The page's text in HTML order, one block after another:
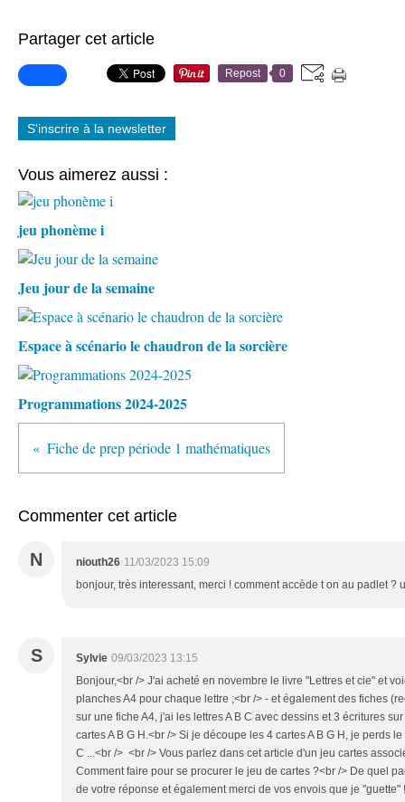
Partager cet article
Repost 0
S'inscrire à la newsletter
Vous aimerez aussi :
jeu phonème i
Jeu jour de la semaine
Espace à scénario le chaudron de la sorcière
Programmations 2024-2025
Fiche de prep période 1 mathématiques
Commenter cet article
N niouth26 11/03/2023 15:09
bonjour, très interessant, merci ! comment accède t on au padlet ?
S Sylvie 09/03/2023 13:15
Bonjour,<br /> J'ai acheté en novembre le livre "Lettres et cie" et
planches A4 pour chaque lettre ;<br /> - et également des fiches
sur une fiche A4, j'ai les lettres A B C avec dessins et 3 écritures
cartes A B G H.<br /> Si je découpe les 4 cartes A B G H, je perds
C ...<br /> <br /> Vous parlez dans cet article d'un jeu cartes
Comment faire pour se procurer le jeu de cartes ?<br /> De quel
de votre réponse et également merci de vos envois que je